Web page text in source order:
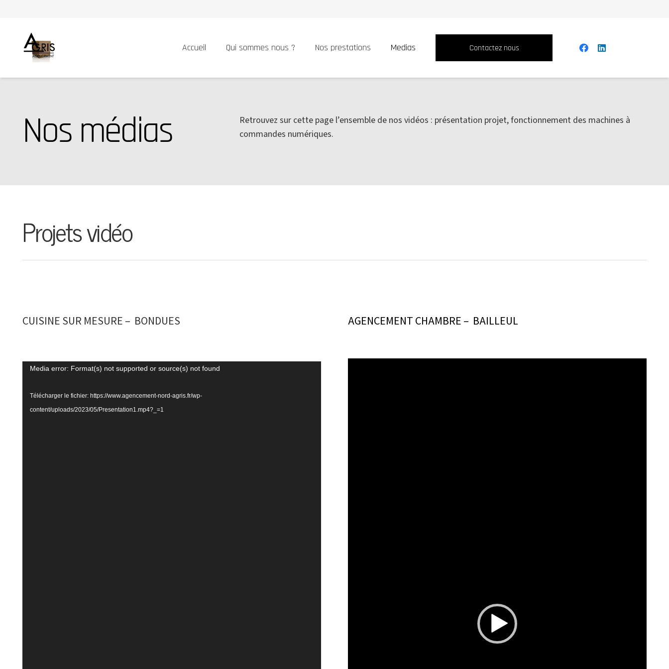
Accueil Qui sommes nous ? Nos prestations Medias Contactez nous
Nos médias
Retrouvez sur cette page l’ensemble de nos vidéos : présentation projet, fonctionnement des machines à
commandes numériques.
Projets vidéo
CUISINE SUR MESURE – BONDUES
Lecteur
Media error: Format(s) not supported or source(s) not found
Télécharger le fichier: https://www.agencement-nord-agris.fr/wp-
content/uploads/2023/05/Presentation1.mp4?_=1
AGENCEMENT CHAMBRE – BAILLEUL